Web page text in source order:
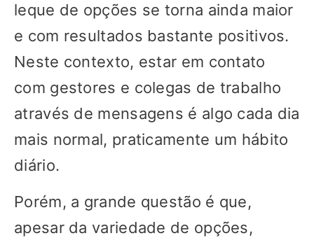
leque de opções se torna ainda maior
e com resultados bastante positivos.
Neste contexto, estar em contato
com gestores e colegas de trabalho
através de mensagens é algo cada dia
mais normal, praticamente um hábito
diário.
Porém, a grande questão é que,
apesar da variedade de opções,